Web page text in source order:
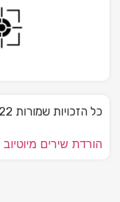
כל הזכויות שמורות 2022
הורדת שירים